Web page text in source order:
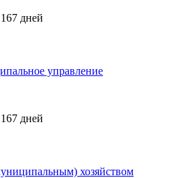
дней
управление
дней
хозяйством